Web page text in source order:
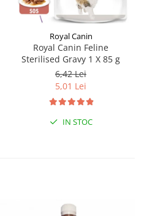
Royal Canin
Royal Canin Feline
Sterilised Gravy 1 X 85 g
6,42 Lei
5,01 Lei
IN STOC